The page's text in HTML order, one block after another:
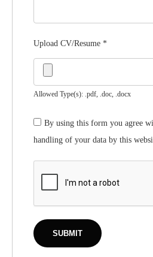
Upload CV/Resume *
Allowed Type(s): .pdf, .doc, .docx
By using this form you agree
handling of your data by this